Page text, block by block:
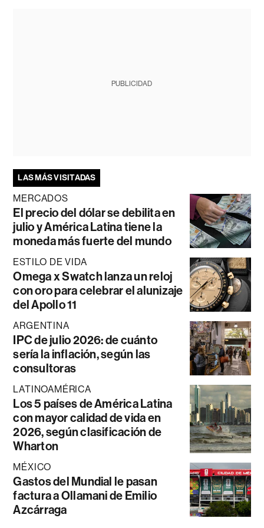
PUBLICIDAD
LAS MÁS VISITADAS
MERCADOS
El precio del dólar se debilita en
julio y América Latina tiene la
moneda más fuerte del mundo
ESTILO DE VIDA
Omega x Swatch lanza un reloj
con oro para celebrar el alunizaje
del Apollo 11
ARGENTINA
IPC de julio 2026: de cuánto
sería la inflación, según las
consultoras
LATINOAMÉRICA
Los 5 países de América Latina
con mayor calidad de vida en
2026, según clasificación de
Wharton
MÉXICO
Gastos del Mundial le pasan
factura a Ollamani de Emilio
Azcárraga